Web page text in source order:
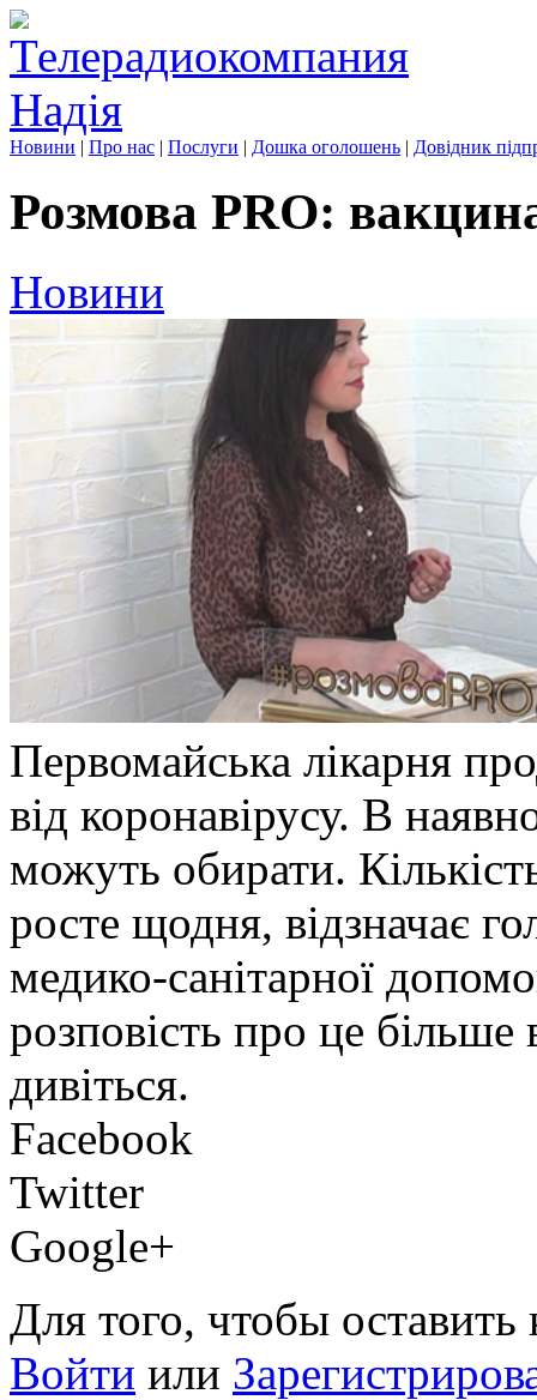
Новини | Про нас | Послуги | Дошка оголошень | Довідник
Розмова PRO:
Новини
Первомайська лікарня
від коронавірусу. В
можуть обирати.
росте щодня, відзначає
медико-санітарної
розповість про це
дивіться.
Facebook
Twitter
Google+
Для того, чтобы
Войти или